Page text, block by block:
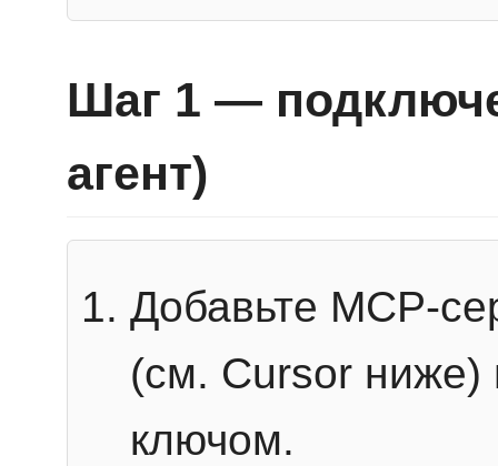
Шаг 1 —
агент)
Добавьте MCP-
(см. Cursor ниже)
ключом.